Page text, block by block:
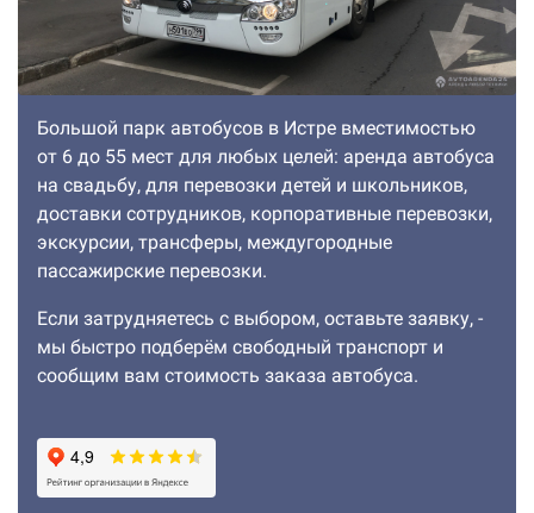
Большой парк автобусов в Истре вместимостью
от 6 до 55 мест для любых целей: аренда автобуса
на свадьбу, для перевозки детей и школьников,
доставки сотрудников, корпоративные перевозки,
экскурсии, трансферы, междугородные
пассажирские перевозки.
Если затрудняетесь с выбором, оставьте заявку, -
мы быстро подберём свободный транспорт и
сообщим вам стоимость заказа автобуса.